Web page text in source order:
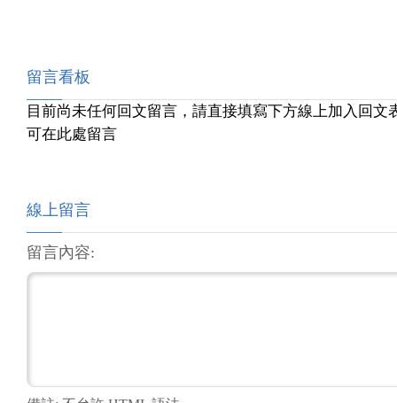
留言看板
目前尚未任何回文留言，請直接填寫下方線上加入回文
可在此處留言
線上留言
留言內容: